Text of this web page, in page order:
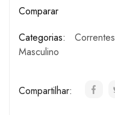
Comparar
Categorias:
Correntes
Masculino
Compartilhar: